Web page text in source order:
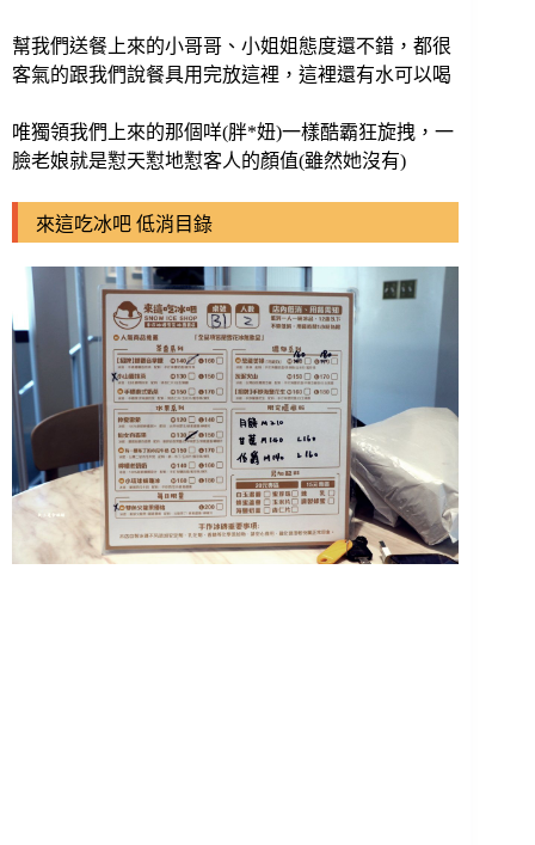
幫我們送餐上來的小哥哥、小姐姐態度還不錯，都很
客氣的跟我們說餐具用完放這裡，這裡還有水可以喝
唯獨領我們上來的那個咩(胖*妞)一樣酷霸狂旋拽，一
臉老娘就是懟天懟地懟客人的顏值(雖然她沒有)
來這吃冰吧 低消目錄